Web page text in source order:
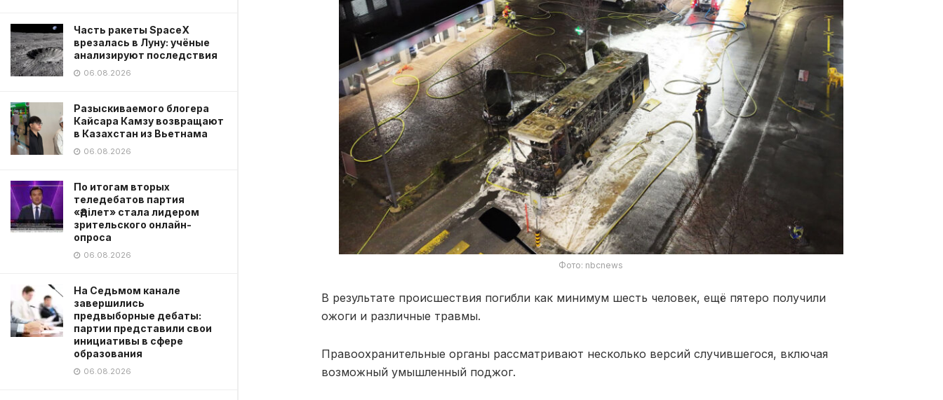
Часть ракеты SpaceX
врезалась в Луну: учёные
анализируют последствия
06.08.2026
Разыскиваемого блогера
Кайсара Камзу возвращают
в Казахстан из Вьетнама
06.08.2026
По итогам вторых
теледебатов партия
«Әділет» стала лидером
зрительского онлайн-
опроса
06.08.2026
На Седьмом канале
завершились
предвыборные дебаты:
партии представили свои
инициативы в сфере
образования
06.08.2026
Фото: nbcnews
В результате происшествия погибли как минимум шесть человек, ещё пятеро получили
ожоги и различные травмы.
Правоохранительные органы рассматривают несколько версий случившегося, включая
возможный умышленный поджог.